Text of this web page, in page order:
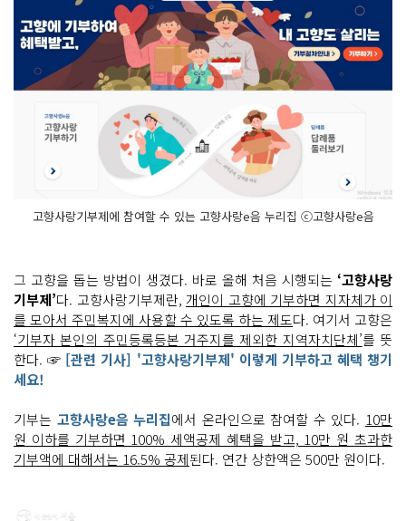
고향사랑기부제에 참여할 수 있는 고향사랑e음 누리집 ⓒ고향사랑e음
그 고향을 돕는 방법이 생겼다. 바로 올해 처음 시행되는 ‘고향사랑
기부제’다. 고향사랑기부제란, 개인이 고향에 기부하면 지자체가 이
를 모아서 주민복지에 사용할 수 있도록 하는 제도다. 여기서 고향은
‘기부자 본인의 주민등록등본 거주지를 제외한 지역자치단체’를 뜻
한다. ☞ [관련 기사] '고향사랑기부제' 이렇게 기부하고 혜택 챙기
세요!
기부는 고향사랑e음 누리집에서 온라인으로 참여할 수 있다. 10만
원 이하를 기부하면 100% 세액공제 혜택을 받고, 10만 원 초과한
기부액에 대해서는 16.5% 공제된다. 연간 상한액은 500만 원이다.